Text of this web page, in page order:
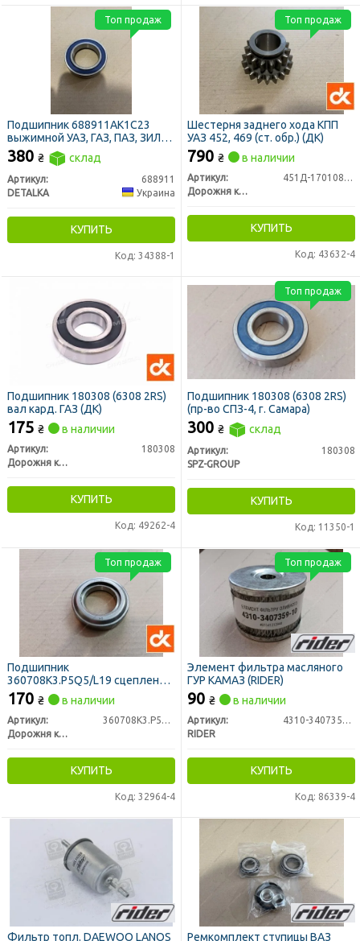
Подшипник 688911АК1С23
выжимной УАЗ, ГАЗ, ПАЗ, ЗИЛ
(закрытый, усиленный)
380 ₴ склад
Артикул:
688911
DETALKA
Украина
КУПИТЬ
Код: 34388-1
Топ продаж
Шестерня заднего хода КПП
УАЗ 452, 469 (ст. обр.) (ДК)
790 ₴ в наличии
Артикул:
451Д-1701082-20
Дорожня карта
КУПИТЬ
Код: 43632-4
Топ продаж
Подшипник 180308 (6308 2RS)
вал кард. ГАЗ (ДК)
175 ₴ в наличии
Артикул:
180308
Дорожня карта
КУПИТЬ
Код: 49262-4
Подшипник 180308 (6308 2RS)
(пр-во СПЗ-4, г. Самара)
300 ₴ склад
Артикул:
180308
SPZ-GROUP
КУПИТЬ
Код: 11350-1
Топ продаж
Подшипник
360708К3.P5Q5/L19 сцепление
(выжимной) ВАЗ 2101-2107
<ДК>
170 ₴ в наличии
Артикул:
360708К3.P5Q5/L19
Дорожня карта
КУПИТЬ
Код: 32964-4
Топ продаж
Элемент фильтра масляного
ГУР КАМАЗ (RIDER)
90 ₴ в наличии
Артикул:
4310-3407359-10
RIDER
КУПИТЬ
Код: 86339-4
Топ продаж
Фильтр топл. DAEWOO LANOS Ремкомплект ступицы ВАЗ